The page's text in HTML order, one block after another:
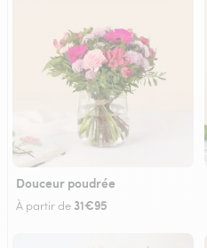
Douceur poudrée
À partir de 31€95